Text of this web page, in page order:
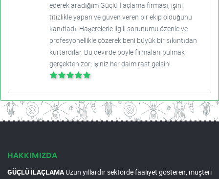
ederek aradığım Güçlü İlaçlama firması, işini
titizlikle yapan ve güven veren bir ekip olduğunu
kanıtladı. Haşerelerle ilgili sorunumu özenle ve
profesyonellikle çözerek beni büyük bir sıkıntıdan
kurtardılar. Bu devirde böyle firmaları bulmak
gerçekten zor; işiniz her daim rast gelsin!
HAKKIMIZDA
GÜÇLÜ İLAÇLAMAUzun yıllardır sektörde faaliyet gösteren, müşteri